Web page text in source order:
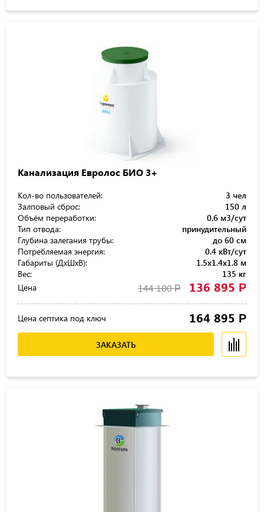
Канализация Евролос БИО 3+
Кол-во пользователей:
3 чел
Залповый сброс:
150 л
Объём переработки:
0.6 м3/сут
Тип отвода:
принудительный
Глубина залегания трубы:
до 60 см
Потребляемая энергия:
0.4 кВт/сут
Габариты (ДхШхВ):
1.5x1.4x1.8 м
Вес:
135 кг
Цена
144 100Р 136 895 Р
Цена септика под ключ 164 895 Р
ЗАКАЗАТЬ